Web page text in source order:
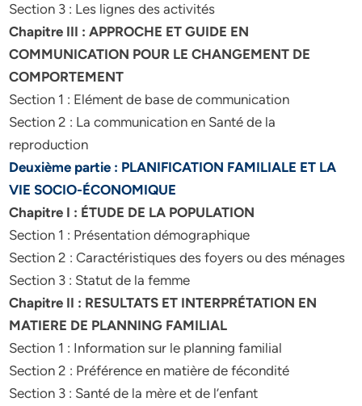
Section 3 : Les lignes des activités
Chapitre III : APPROCHE ET GUIDE EN
COMMUNICATION POUR LE CHANGEMENT DE
COMPORTEMENT
Section 1 : Elément de base de communication
Section 2 : La communication en Santé de la
reproduction
Deuxième partie : PLANIFICATION FAMILIALE ET LA
VIE SOCIO-ÉCONOMIQUE
Chapitre I : ÉTUDE DE LA POPULATION
Section 1 : Présentation démographique
Section 2 : Caractéristiques des foyers ou des ménages
Section 3 : Statut de la femme
Chapitre II : RESULTATS ET INTERPRÉTATION EN
MATIERE DE PLANNING FAMILIAL
Section 1 : Information sur le planning familial
Section 2 : Préférence en matière de fécondité
Section 3 : Santé de la mère et de l’enfant